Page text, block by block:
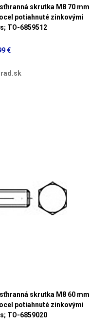
skrutka M8 70 mm
potiahnuté zinkovými
TO-6859512
€
skrutka M8 60 mm
potiahnuté zinkovými
TO-6859020